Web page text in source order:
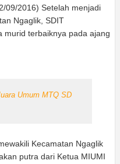
09/2016) Setelah menjadi
Ngaglik, SDIT
murid terbaiknya pada ajang
Umum MTQ SD
Kecamatan Ngaglik
putra dari Ketua MIUMI